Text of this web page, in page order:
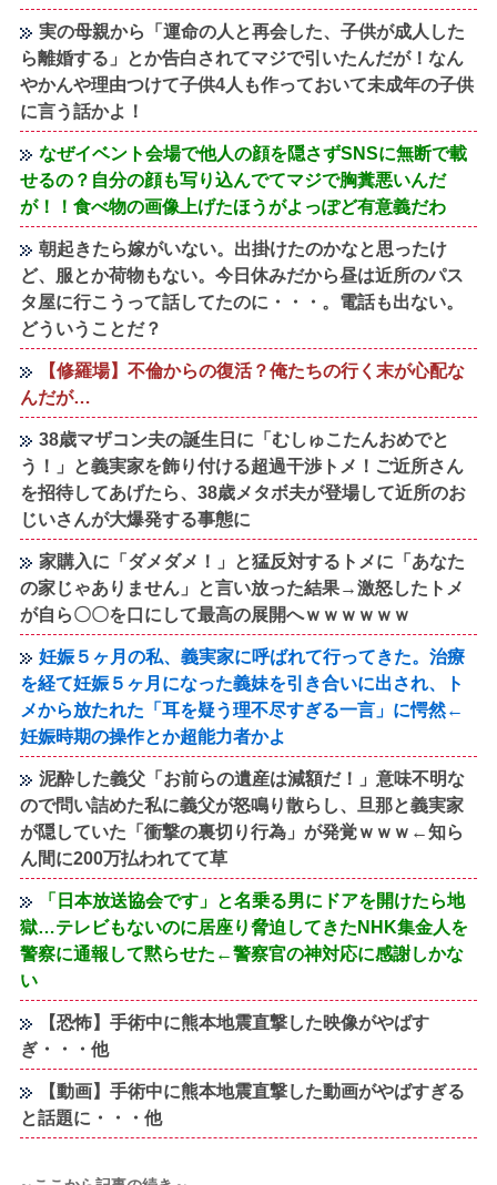
実の母親から「運命の人と再会した、子供が成人した
ら離婚する」とか告白されてマジで引いたんだが！なん
やかんや理由つけて子供4人も作っておいて未成年の子供
に言う話かよ！
なぜイベント会場で他人の顔を隠さずSNSに無断で載
せるの？自分の顔も写り込んでてマジで胸糞悪いんだ
が！！食べ物の画像上げたほうがよっぽど有意義だわ
朝起きたら嫁がいない。出掛けたのかなと思ったけ
ど、服とか荷物もない。今日休みだから昼は近所のパス
タ屋に行こうって話してたのに・・・。電話も出ない。
どういうことだ？
【修羅場】不倫からの復活？俺たちの行く末が心配な
んだが…
38歳マザコン夫の誕生日に「むしゅこたんおめでと
う！」と義実家を飾り付ける超過干渉トメ！ご近所さん
を招待してあげたら、38歳メタボ夫が登場して近所のお
じいさんが大爆発する事態に
家購入に「ダメダメ！」と猛反対するトメに「あなた
の家じゃありません」と言い放った結果→激怒したトメ
が自ら〇〇を口にして最高の展開へｗｗｗｗｗｗ
妊娠５ヶ月の私、義実家に呼ばれて行ってきた。治療
を経て妊娠５ヶ月になった義妹を引き合いに出され、ト
メから放たれた「耳を疑う理不尽すぎる一言」に愕然←
妊娠時期の操作とか超能力者かよ
泥酔した義父「お前らの遺産は減額だ！」意味不明な
ので問い詰めた私に義父が怒鳴り散らし、旦那と義実家
が隠していた「衝撃の裏切り行為」が発覚ｗｗｗ←知ら
ん間に200万払われてて草
「日本放送協会です」と名乗る男にドアを開けたら地
獄…テレビもないのに居座り脅迫してきたNHK集金人を
警察に通報して黙らせた←警察官の神対応に感謝しかな
い
【恐怖】手術中に熊本地震直撃した映像がやばす
ぎ・・・他
【動画】手術中に熊本地震直撃した動画がやばすぎる
と話題に・・・他